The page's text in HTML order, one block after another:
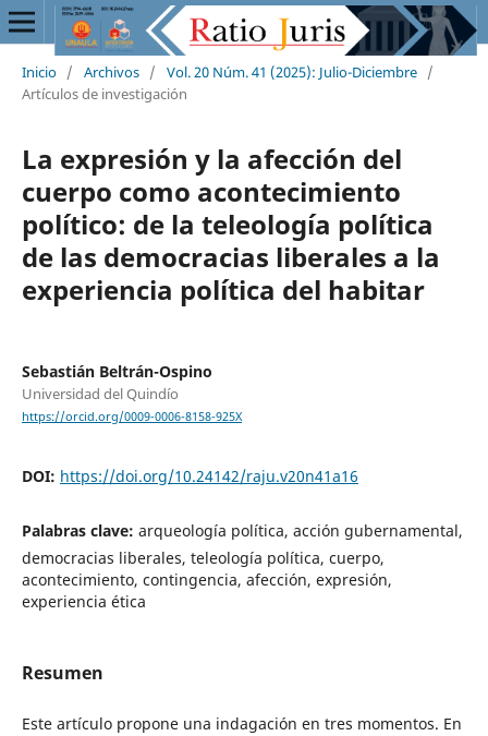
Inicio / Archivos / Vol. 20 Núm. 41 (2025): Julio-Diciembre /
Artículos de investigación
La expresión y la afección del
cuerpo como acontecimiento
político: de la teleología política
de las democracias liberales a la
experiencia política del habitar
Sebastián Beltrán-Ospino
Universidad del Quindío
https://orcid.org/0009-0006-8158-925X
DOI: https://doi.org/10.24142/raju.v20n41a16
Palabras clave: arqueología política, acción gubernamental,
democracias liberales, teleología política, cuerpo,
acontecimiento, contingencia, afección, expresión,
experiencia ética
Resumen
Este artículo propone una indagación en tres momentos. En